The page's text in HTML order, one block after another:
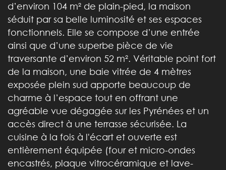
d’environ 104 m² de plain-pied, la maison
séduit par sa belle luminosité et ses espaces
fonctionnels. Elle se compose d’une entrée
ainsi que d’une superbe pièce de vie
traversante d’environ 52 m². Véritable point fort
de la maison, une baie vitrée de 4 mètres
exposée plein sud apporte beaucoup de
charme à l’espace tout en offrant une
agréable vue dégagée sur les Pyrénées et un
accès direct à une terrasse sécurisée. La
cuisine à la fois à l'écart et ouverte est
entièrement équipée (four et micro-ondes
encastrés, plaque vitrocéramique et lave-